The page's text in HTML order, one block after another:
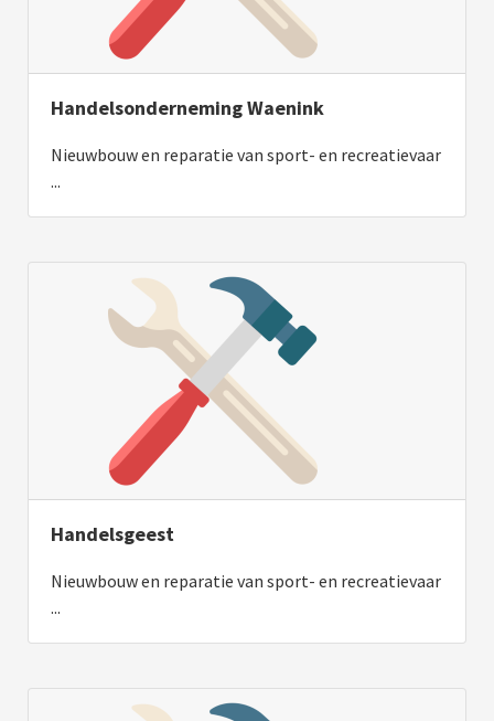
Handelsonderneming Waenink
Nieuwbouw en reparatie van sport- en recreatievaar
...
Handelsgeest
Nieuwbouw en reparatie van sport- en recreatievaar
...